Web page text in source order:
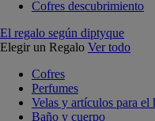
Cofres descubrimiento
El regalo según diptyque
Elegir un Regalo Ver todo
Cofres
Perfumes
Velas y artículos para el
Baño y cuerpo